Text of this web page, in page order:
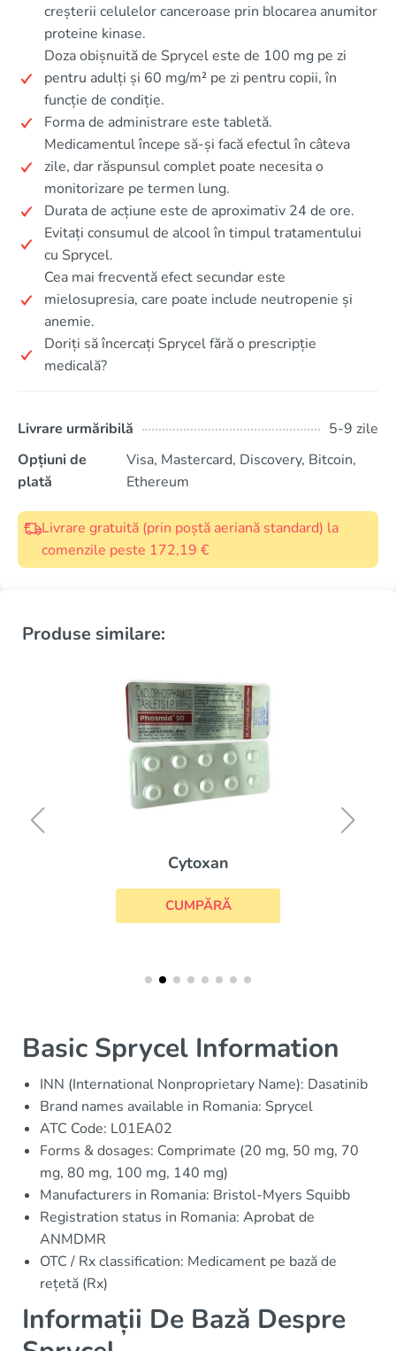
creșterii celulelor canceroase prin blocarea anumitor
proteine kinase.
Doza obișnuită de Sprycel este de 100 mg pe zi
pentru adulți și 60 mg/m² pe zi pentru copii, în
funcție de condiție.
Forma de administrare este tabletă.
Medicamentul începe să-și facă efectul în câteva
zile, dar răspunsul complet poate necesita o
monitorizare pe termen lung.
Durata de acțiune este de aproximativ 24 de ore.
Evitați consumul de alcool în timpul tratamentului
cu Sprycel.
Cea mai frecventă efect secundar este
mielosupresia, care poate include neutropenie și
anemie.
Doriți să încercați Sprycel fără o prescripție
medicală?
Livrare urmăribilă
5-9 zile
Opțiuni de
plată
Visa, Mastercard, Discovery, Bitcoin,
Ethereum
Livrare gratuită (prin poștă aeriană standard) la
comenzile peste 172,19 €
Produse similare:
Cytoxan
CUMPĂRĂ
Basic Sprycel Information
INN (International Nonproprietary Name): Dasatinib
Brand names available in Romania: Sprycel
ATC Code: L01EA02
Forms & dosages: Comprimate (20 mg, 50 mg, 70
mg, 80 mg, 100 mg, 140 mg)
Manufacturers in Romania: Bristol-Myers Squibb
Registration status in Romania: Aprobat de
ANMDMR
OTC / Rx classification: Medicament pe bază de
rețetă (Rx)
Informații De Bază Despre